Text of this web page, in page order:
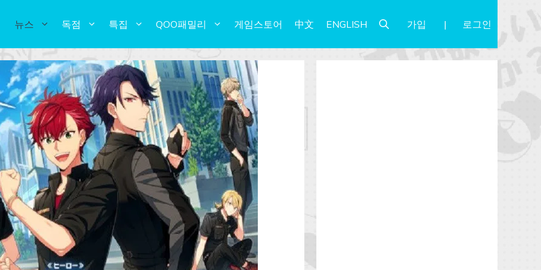
뉴스 독점 특집 QOO패밀리 게임스토어 中文 ENGLISH 가입 로그인